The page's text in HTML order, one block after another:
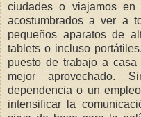
ciudades o viajamos en
acostumbrados a ver a
pequeños aparatos de
tablets o incluso
puesto de trabajo a
mejor aprovechado.
dependencia o un
intensificar la